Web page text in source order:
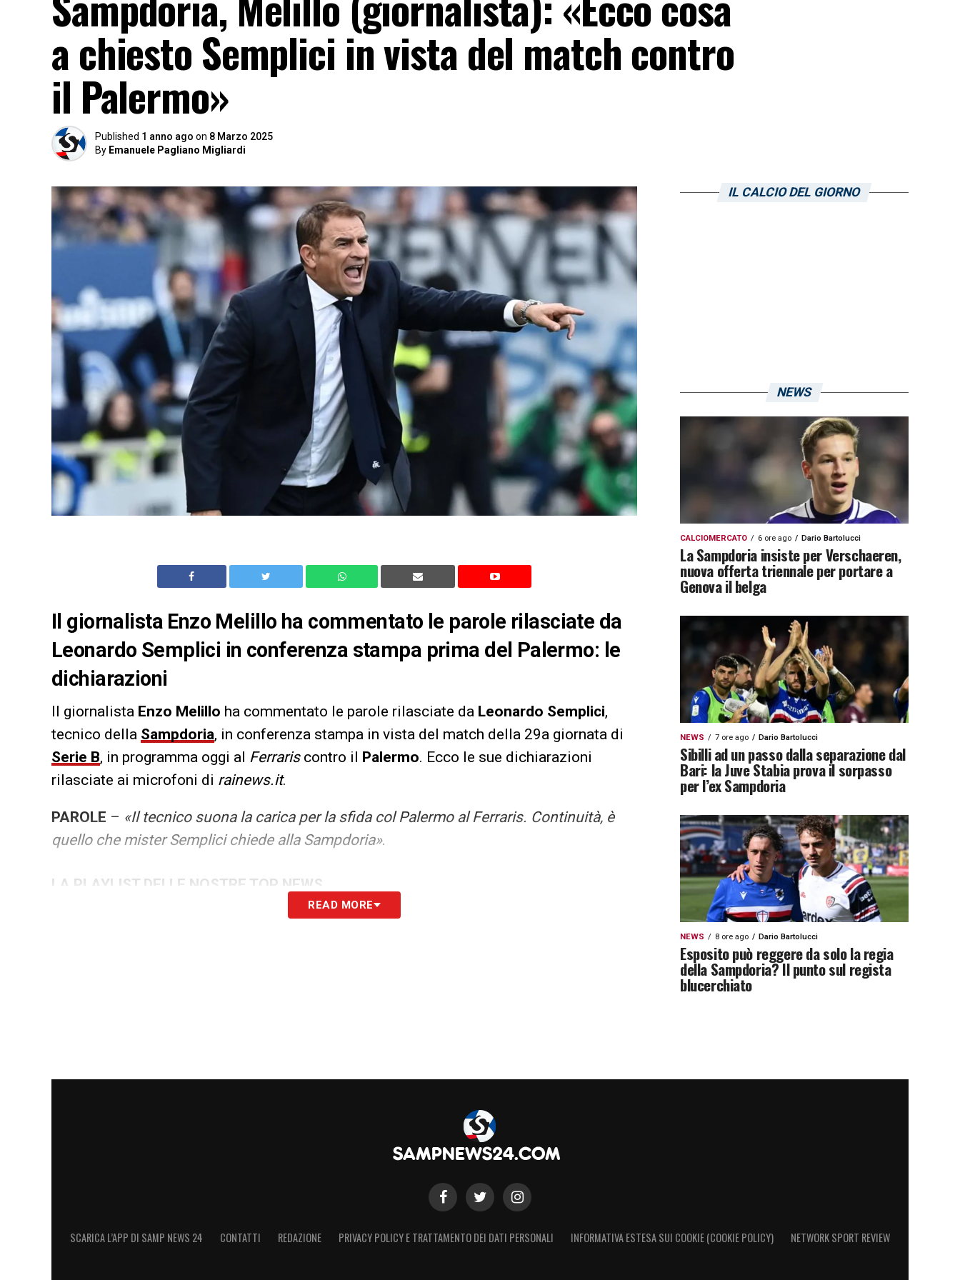
a chiesto Semplici in vista del match contro
il Palermo»
Published 1 anno ago on 8 Marzo 2025
By Emanuele Pagliano Migliardi
Il giornalista Enzo Melillo ha commentato le parole rilasciate da
Leonardo Semplici in conferenza stampa prima del Palermo: le
dichiarazioni
Il giornalista Enzo Melillo ha commentato le parole rilasciate da Leonardo Semplici,
tecnico della Sampdoria, in conferenza stampa in vista del match della 29a giornata di
Serie B, in programma oggi al Ferrariscontro il Palermo. Ecco le sue dichiarazioni
rilasciate ai microfoni di rainews.it.
PAROLE – «Il tecnico suona la carica per la sfida col Palermo al Ferraris. Continuità, è
quello che mister Semplici chiede alla Sampdoria».
LA PLAYLIST DELLE NOSTRE TOP NEWS
READ MORE
IL CALCIO DEL GIORNO
NEWS
CALCIOMERCATO 6 ore ago Dario Bartolucci
La Sampdoria insiste per Verschaeren,
nuova offerta triennale per portare a
Genova il belga
NEWS 7 ore ago Dario Bartolucci
Sibilli ad un passo dalla separazione dal
Bari: la Juve Stabia prova il sorpasso
per l’ex Sampdoria
NEWS 8 ore ago Dario Bartolucci
Esposito può reggere da solo la regia
della Sampdoria? Il punto sul regista
blucerchiato
SCARICA L’APP DI SAMP NEWS 24 CONTATTI REDAZIONE PRIVACY POLICY E TRATTAMENTO DEI DATI PERSONALI INFORMATIVA ESTESA SUI COOKIE (COOKIE POLICY) NETWORK SPORT REVIEW